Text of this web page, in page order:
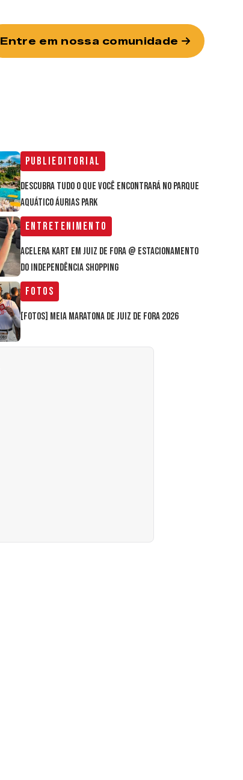
Entre em nossa comunidade
Publieditorial
Descubra tudo o que você encontrará no parque
aquático Áurias Park
Entretenimento
Acelera Kart em Juiz de Fora @ estacionamento
do Independência Shopping
Fotos
[FOTOS] Meia Maratona de Juiz de Fora 2026